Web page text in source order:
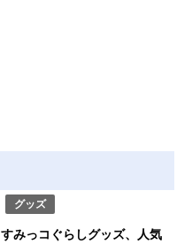
グッズ
すみっコぐらしグッズ、人気